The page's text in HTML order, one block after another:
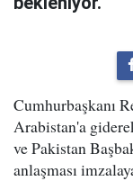
Cumhurbaşkanı
Arabistan'a
ve Pakistan
anlaşması